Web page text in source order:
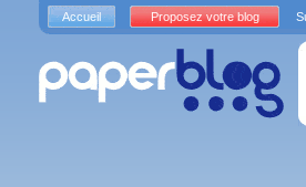
Accueil Proposez votre blog